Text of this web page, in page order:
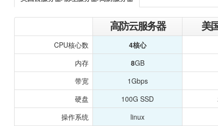
高防云服务器 美
CPU核心数
4核心
内存
8GB
带宽
1Gbps
硬盘
100G SSD
操作系统
linux